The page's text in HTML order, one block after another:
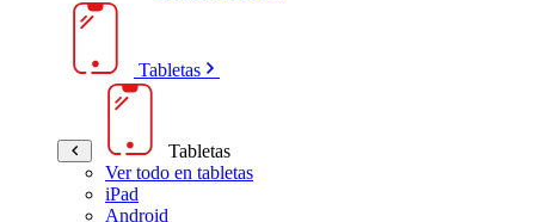
Tabletas
Tabletas
Ver todo en tabletas
iPad
Android